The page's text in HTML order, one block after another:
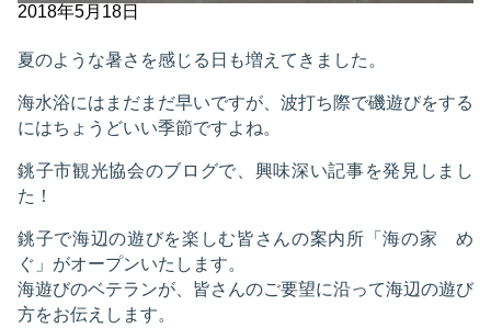
2018年5月18日
夏のような暑さを感じる日も増えてきました。
海水浴にはまだまだ早いですが、波打ち際で磯遊びをする
にはちょうどいい季節ですよね。
銚子市観光協会のブログで、興味深い記事を発見しまし
た！
銚子で海辺の遊びを楽しむ皆さんの案内所「海の家 め
ぐ」がオープンいたします。
海遊びのベテランが、皆さんのご要望に沿って海辺の遊び
方をお伝えします。